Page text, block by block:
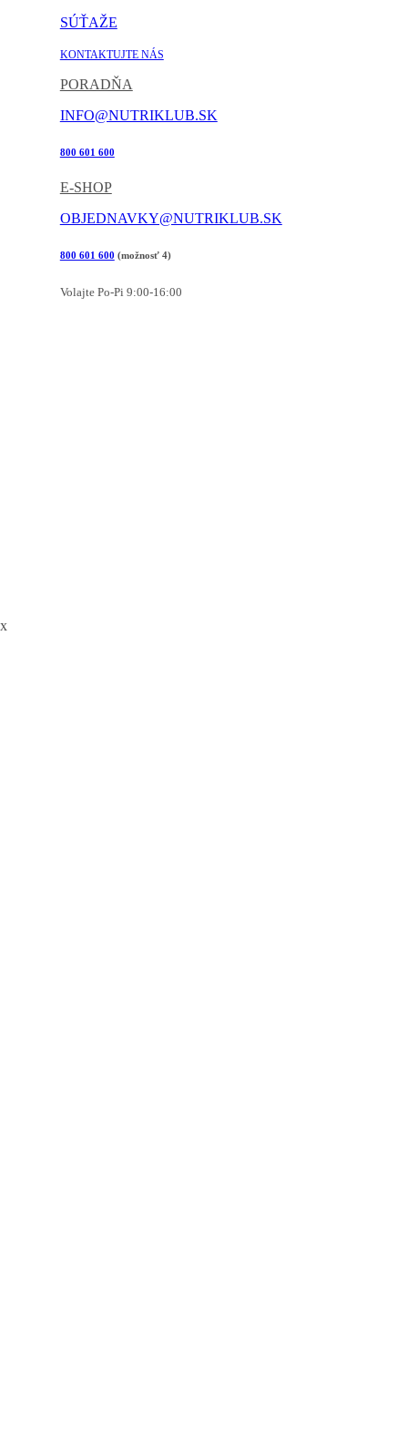
SÚŤAŽE
KONTAKTUJTE NÁS
PORADŇA
INFO@NUTRIKLUB.SK
800 601 600
E-SHOP
OBJEDNAVKY@NUTRIKLUB.SK
800 601 600 (možnosť 4)
Volajte Po-Pi 9:00-16:00
x